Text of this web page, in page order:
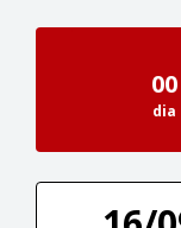
00
dia